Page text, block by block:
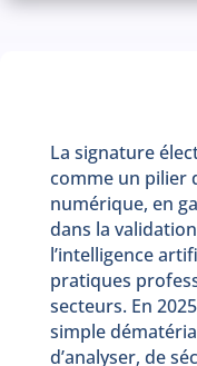
La signature
comme un pilier
numérique, en
dans la
l’intelligence
pratiques
secteurs. En
simple
d’analyser, de